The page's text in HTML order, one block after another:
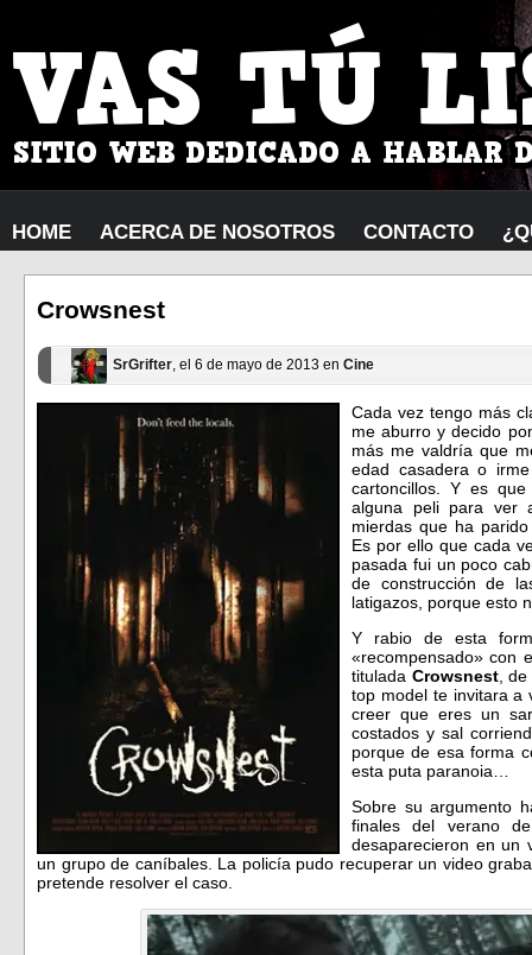
HOME ACERCA DE NOSOTROS CONTACTO
Crowsnest
SrGrifter, el 6 de mayo de 2013 en Cine
Cada vez tengo más
me aburro y decido
más me valdría que
edad casadera o
cartoncillos. Y es
alguna peli para ver
mierdas que ha
Es por ello que cada
pasada fui un poco
de construcción de
latigazos, porque esto
Y rabio de esta
«recompensado» con
titulada Crowsnest, de
top model te invitara a
creer que eres un
costados y sal
porque de esa forma
esta puta paranoia…
Sobre su argumento
finales del verano
desaparecieron en un
un grupo de caníbales. La policía pudo recuperar un video
pretende resolver el caso.